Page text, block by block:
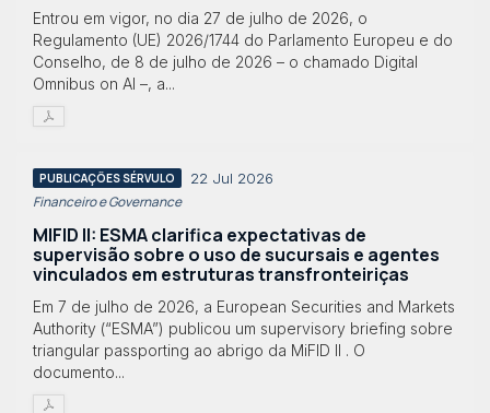
Entrou em vigor, no dia 27 de julho de 2026, o
Regulamento (UE) 2026/1744 do Parlamento Europeu e do
Conselho, de 8 de julho de 2026 – o chamado Digital
Omnibus on AI –, a...
PUBLICAÇÕES SÉRVULO 22 Jul 2026
Financeiro e Governance
MIFID II: ESMA clarifica expectativas de
supervisão sobre o uso de sucursais e agentes
vinculados em estruturas transfronteiriças
Em 7 de julho de 2026, a European Securities and Markets
Authority (“ESMA”) publicou um supervisory briefing sobre
triangular passporting ao abrigo da MiFID II . O
documento...